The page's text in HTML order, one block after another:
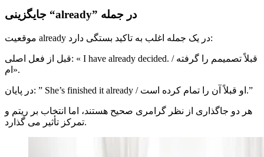
جایگزینی “already” در جمله
موقعیت already در یک جمله اغلب به تاکید بستگی دارد:
قبل از فعل اصلی: « I have already decided. / قبلاً تصمیمم را گرفته
ام».
در پایان: ” She’s finished it already / او قبلاً آن را تمام کرده است.”
هر دو جاگذاری از نظر گرامری صحیح هستند، اما انتخاب بر ریتم و
تمرکز تأثیر می گذارد.